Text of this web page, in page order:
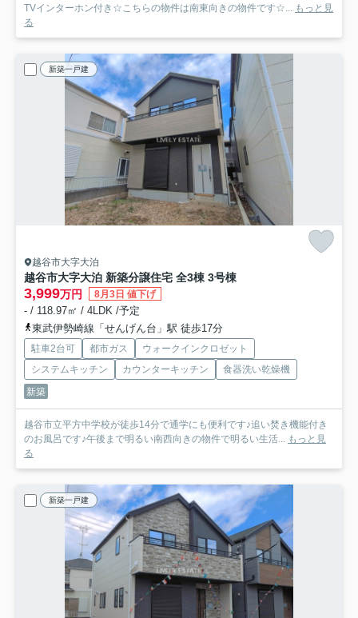
TVインターホン付き☆こちらの物件は南東向きの物件です☆...
もっと見
る
新築一戸建
越谷市大字大泊
越谷市大字大泊 新築分譲住宅 全3棟 3号棟
3,999万円 8月3日 値下げ
- / 118.97㎡ / 4LDK /予定
東武伊勢崎線「せんげん台」駅 徒歩17分
駐車2台可 都市ガス
ウォークインクロゼット
システムキッチン
カウンターキッチン
食器洗い乾燥機
新築
越谷市立平方中学校が徒歩14分で通学にも便利です♪追い焚き機能付き
のお風呂です♪午後まで明るい南西向きの物件で明るい生活...
もっと見
る
新築一戸建